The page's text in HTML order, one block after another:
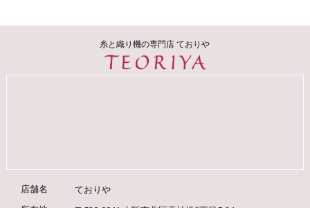
糸と織り機の専門店 ておりや
店舗名
ておりや